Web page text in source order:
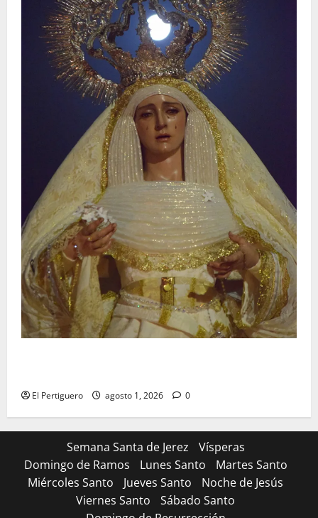
El Pertiguero agosto 1, 2026 0
Semana Santa de Jerez
Vísperas
Domingo de Ramos
Lunes Santo
Martes Santo
Miércoles Santo
Jueves Santo
Noche de Jesús
Viernes Santo
Sábado Santo